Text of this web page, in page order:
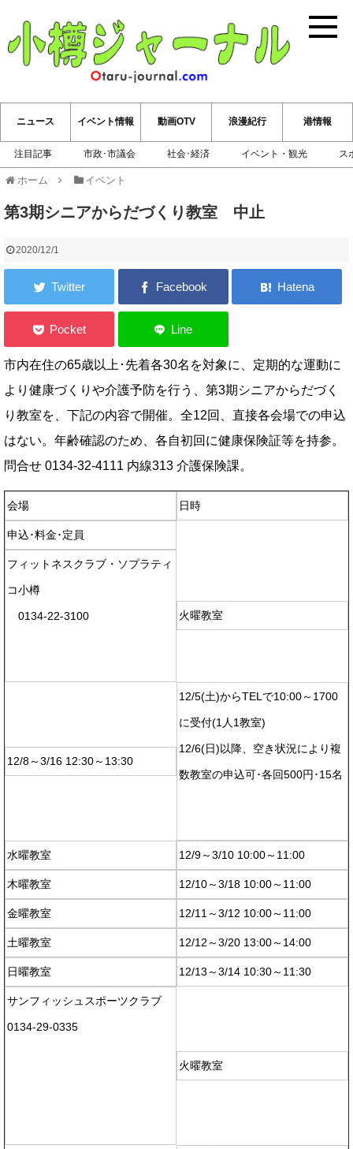
小樽ジ
ニュース
注目記事 市政･市議会 社会･経済 イベント・観光 ス
イベント情報 動画OTV 浪漫紀行 港情報
ホーム イベント
第3期シニアからだづくり教室 中止
2020/12/1
市内在住の65歳以上･先着各30名を対象に、定期的な運動に
より健康づくりや介護予防を行う、第3期シニアからだづく
り教室を、下記の内容で開催。全12回、直接各会場での申込
はない。年齢確認のため、各自初回に健康保険証等を持参。
問合せ 0134-32-4111 内線313 介護保険課。
会場 日時
申込･料金･定員
フィットネスクラブ・ソプラティ
コ小樽
0134-22-3100 火曜教室
12/8～3/16 12:30～13:30
12/5(土)からTELで10:00～1700
に受付(1人1教室)
12/6(日)以降、空き状況により複
数教室の申込可･各回500円･15名
水曜教室 12/9～3/10 10:00～11:00
木曜教室 12/10～3/18 10:00～11:00
金曜教室 12/11～3/12 10:00～11:00
土曜教室 12/12～3/20 13:00～14:00
日曜教室 12/13～3/14 10:30～11:30
サンフィッシュスポーツクラブ
0134-29-0335
火曜教室